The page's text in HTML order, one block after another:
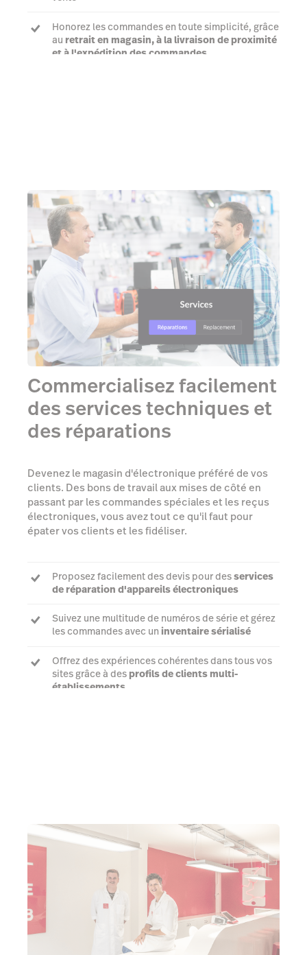
Honorez les commandes en toute simplicité, grâce
au retrait en magasin, à la livraison de proximité
et à l'expédition des commandes
Commercialisez facilement
des services techniques et
des réparations
Devenez le magasin d'électronique préféré de vos
clients. Des bons de travail aux mises de côté en
passant par les commandes spéciales et les reçus
électroniques, vous avez tout ce qu'il faut pour
épater vos clients et les fidéliser.
Proposez facilement des devis pour desservices
de réparation d'appareils électroniques
Suivez une multitude de numéros de série et gérez
les commandes avec un inventaire sérialisé
Offrez des expériences cohérentes dans tous vos
sites grâce à des profils de clients multi-
établissements